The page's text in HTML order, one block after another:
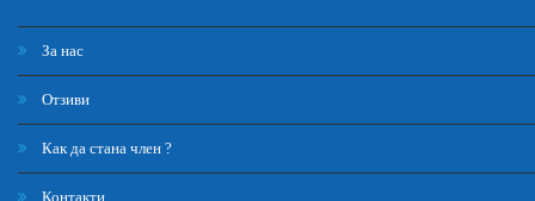
За нас
Отзиви
Как да стана член ?
Контакти